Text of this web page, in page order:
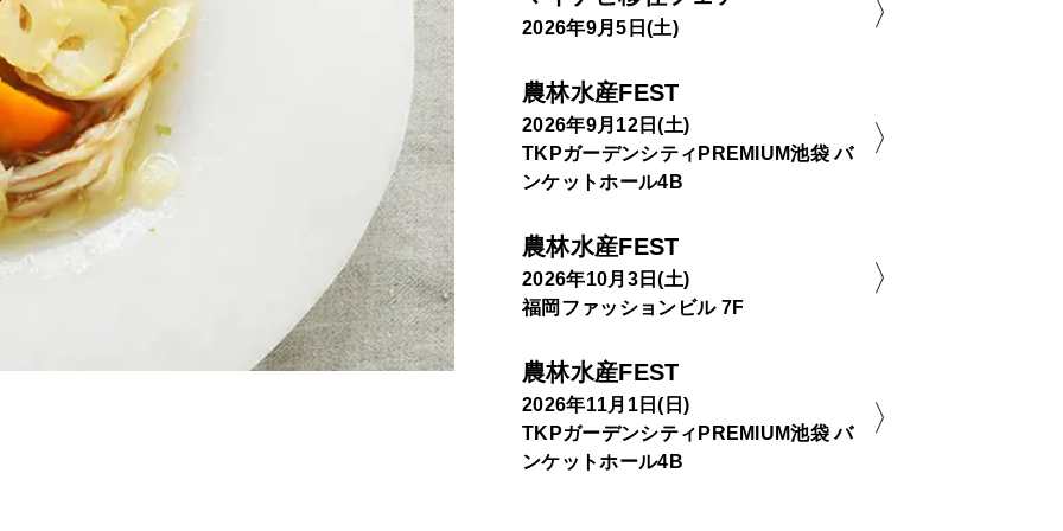
2026年9月5日(土)
農林水産FEST
2026年9月12日(土)
TKPガーデンシティPREMIUM池袋 バ
ンケットホール4B
農林水産FEST
2026年10月3日(土)
福岡ファッションビル 7F
農林水産FEST
2026年11月1日(日)
TKPガーデンシティPREMIUM池袋 バ
ンケットホール4B